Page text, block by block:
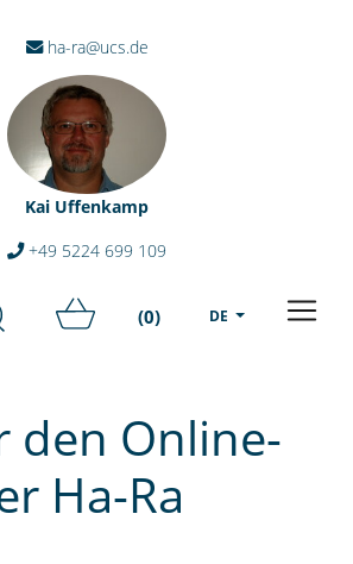
ha-ra@ucs.de
Kai Uffenkamp
+49 5224 699 109
(0) DE
den Online-
Ha-Ra